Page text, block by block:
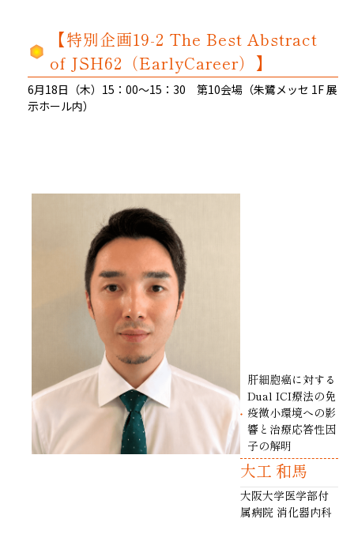
【特別企画19-2 The Best Abstract
of JSH62（EarlyCareer）】
6月18日（木）15：00～15：30 第10会場（朱鷺メッセ 1F 展
示ホール内）
肝細胞癌に対する
Dual ICI療法の免
疫微小環境への影
響と治療応答性因
子の解明
大工 和馬
大阪大学医学部付
属病院 消化器内科